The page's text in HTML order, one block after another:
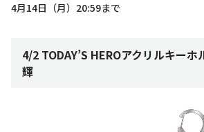
4月14日（月）20:59まで
4/2 TODAY’S HEROアクリルキー
輝